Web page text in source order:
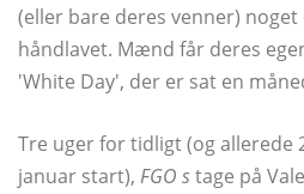
(eller bare deres venner)
håndlavet. Mænd får deres
'White Day', der er sat en
Tre uger for tidligt (og allerede
januar start), FGO stage på